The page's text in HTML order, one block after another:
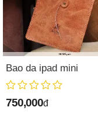
Bao da ipad mini
750,000đ